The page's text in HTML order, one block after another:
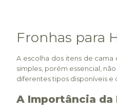
Fronhas para
A escolha dos itens de
simples, porém essencial,
diferentes tipos disponíveis e
A Importância da